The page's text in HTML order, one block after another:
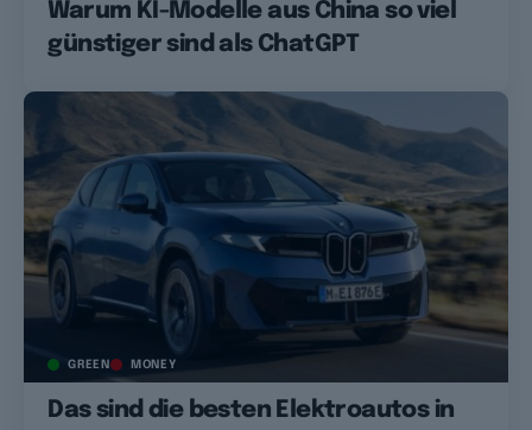
Warum KI-Modelle aus China so viel
günstiger sind als ChatGPT
GREEN MONEY
Das sind die besten Elektroautos in